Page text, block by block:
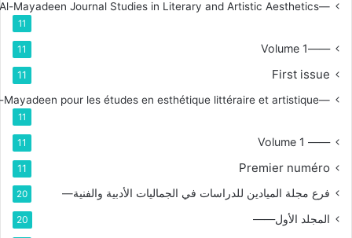
—Branch for Al-Mayadeen Journal Studies in Literary and Artistic Aesthetics
11
——Volume 1
11
First issue
11
—Branche de la revue Al-Mayadeen pour les études en esthétique littéraire et artistique
11
—— Volume 1
11
Premier numéro
11
فرع مجلة الميادين للدراسات في الجماليات الأدبية والفنية— 20
المجلد الأول—— 20